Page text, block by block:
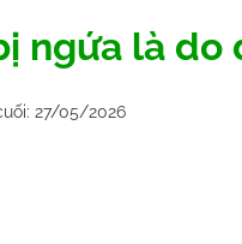
ngứa là do
27/05/2026